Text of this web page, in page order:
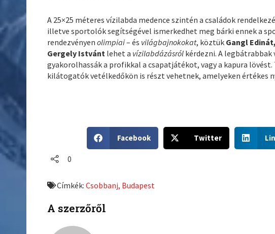
A 25×25 méteres vízilabda medence szintén a családok
illetve sportolók segítségével ismerkedhet meg bárki ennek a
rendezvényenolimpiai– és világbajnokokat, köztük Gangl
Gergely Istvánt lehet a vízilabdázásról kérdezni. A
gyakorolhassák a profikkal a csapatjátékot, vagy a kapura lövést.
kilátogatók vetélkedőkön is részt vehetnek, amelyeken értékes
h
o
f
Facebook
h
Twitter
h
0
Címkék:Csobbanj, Budapest
A szerzőről